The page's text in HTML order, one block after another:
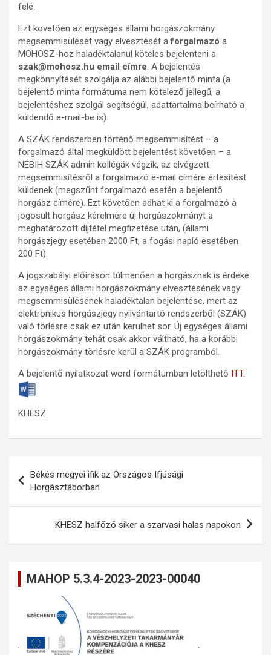
felé.
Ezt követően az egységes állami horgászokmány
megsemmisülését vagy elvesztését aforgalmazó a
MOHOSZ-hoz haladéktalanul köteles bejelenteni a
szak@mohosz.hu email címre. A bejelentés
megkönnyítését szolgálja az alábbi bejelentő minta (a
bejelentő minta formátuma nem kötelező jellegű, a
bejelentéshez szolgál segítségül, adattartalma beírható a
küldendő e-mail-be is).
A SZÁK rendszerben történő megsemmisítést – a
forgalmazó által megküldött bejelentést követően – a
NÉBIH SZÁK admin kollégák végzik, az elvégzett
megsemmisítésről a forgalmazó e-mail címére értesítést
küldenek (megszűnt forgalmazó esetén a bejelentő
horgász címére). Ezt követően adhat ki a forgalmazó a
jogosult horgász kérelmére új horgászokmányt a
meghatározott díjtétel megfizetése után, (állami
horgászjegy esetében 2000 Ft, a fogási napló esetében
200 Ft).
A jogszabályi előíráson túlmenően a horgásznak is érdeke
az egységes állami horgászokmány elvesztésének vagy
megsemmisülésének haladéktalan bejelentése, mert az
elektronikus horgászjegy nyilvántartó rendszerből (SZÁK)
való törlésre csak ez után kerülhet sor. Új egységes állami
horgászokmány tehát csak akkor váltható, ha a korábbi
horgászokmány törlésre kerül a SZÁK programból.
A bejelentő nyilatkozat word formátumban letölthető ITT.
KHESZ
navigáció
Békés megyei ifik az Országos Ifjúsági
Horgásztáborban
KHESZ halfőző siker a szarvasi halas napokon
MAHOP 5.3.4-2023-2023-00040